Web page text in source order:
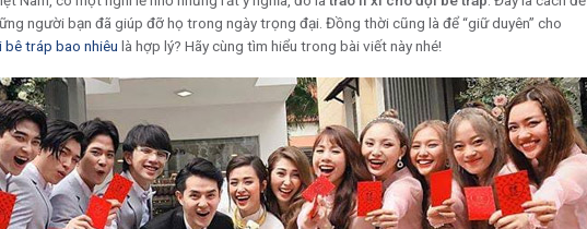
người bạn đã giúp đỡ họ trong ngày trọng đại. Đồng thời cũng là để “giữ duyên” cho
bê tráp bao nhiêu là hợp lý? Hãy cùng tìm hiểu trong bài viết này nhé!